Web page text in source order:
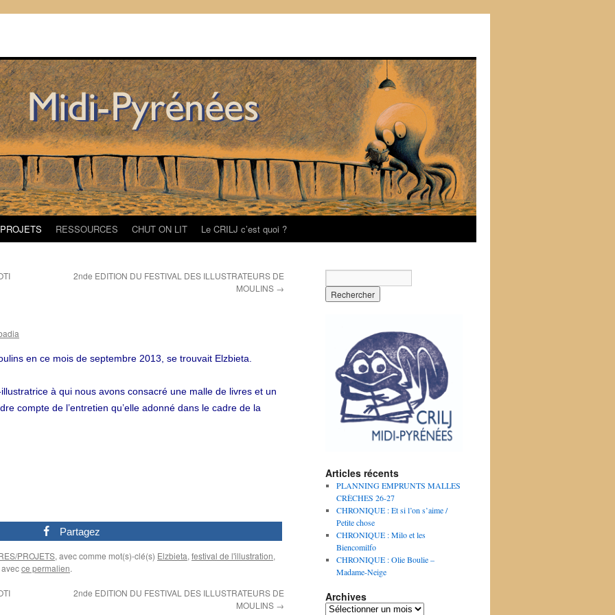
RESSOURCES CHUT ON LIT Le CRILJ c’est quoi ?
2nde EDITION DU FESTIVAL DES ILLUSTRATEURS DE
MOULINS →
en ce mois de septembre 2013, se trouvait Elzbieta.
à qui nous avons consacré une malle de livres et un
compte de l’entretien qu’elle adonné dans le cadre de la
Partagez
PROJETS, avec comme mot(s)-clé(s) Elzbieta, festival de l'illustration,
ce permalien.
2nde EDITION DU FESTIVAL DES ILLUSTRATEURS DE
MOULINS →
Articles récents
PLANNING EMPRUNTS MALLES
CRÈCHES 26-27
CHRONIQUE : Et si l’on s’aime /
Petite chose
CHRONIQUE : Milo et les
Biencomilfo
CHRONIQUE : Olie Boulie –
Madame-Neige
Archives
Archives